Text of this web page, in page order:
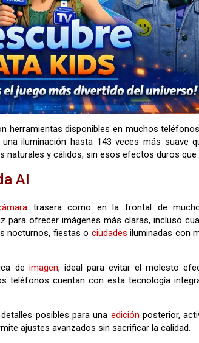
herramientas disponibles en muchos
iluminación hasta 143 veces más suave
y cálidos, sin esos efectos duros
AI
trasera como en la frontal de
para ofrecer imágenes más claras, incluso
nocturnos, fiestas o ciudades iluminadas con
de imagen, ideal para evitar el molesto
teléfonos cuentan con esta tecnología
posibles para una edición posterior,
ajustes avanzados sin sacrificar la calidad.